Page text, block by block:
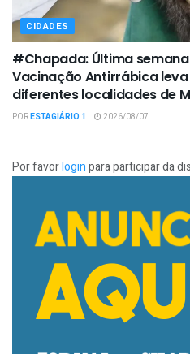
CIDADES
#Chapada: Última
Vacinação Antirrábica
diferentes localidades de
PORESTAGIÁRIO 1 2026/08/07
Por favorloginpara participar da